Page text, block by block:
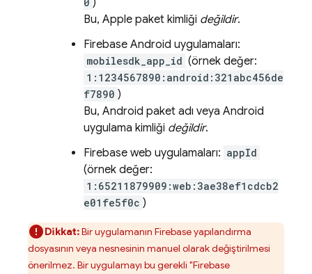
Bu, Apple paket kimliği değildir.
Firebase Android uygulamaları:
mobilesdk_app_id (örnek değer:
1:1234567890:android:321abc456de
f7890 )
Bu, Android paket adı veya Android
uygulama kimliği değildir.
Firebase web uygulamaları: appId
(örnek değer:
1:65211879909:web:3ae38ef1cdcb2
e01fe5f0c )
Dikkat:Bir uygulamanın Firebase yapılandırma
dosyasının veya nesnesinin manuel olarak değiştirilmesi
önerilmez. Bir uygulamayı bu gerekli "Firebase